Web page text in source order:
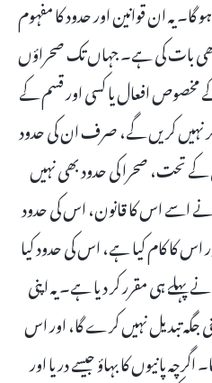
گا۔ یہ ان قوانین اور حدود کا مفہوم
بات کی ہے۔ جہاں تک صحراؤں
افعال یا کسی اور قسم کے
نہیں کریں گے، صرف ان کی حدود
کے تحت، صحرا کی حدود بھی نہیں
اسے اس کا قانون، اس کی حدود
اس کا کام کیا ہے، اس کی حدود کیا
پہلے ہی مقرر کر دیا ہے۔ یہ اپنی
جگہ تبدیل نہیں کرے گا، اور اس
پانیوں کا بہاؤ جیسے دریا اور